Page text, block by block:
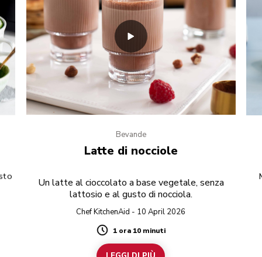
Bevande
Latte di nocciole
Un latte al cioccolato a base vegetale, senza
lattosio e al gusto di nocciola.
Chef KitchenAid - 10 April 2026
Duration
1 ora 10 minuti